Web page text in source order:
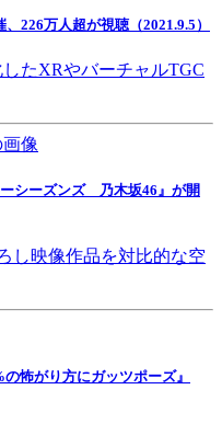
226万人超が視聴（2021.9.5）
たXRやバーチャルTGC
シーズンズ 乃木坂46』が開
し映像作品を対比的な空
怖がり方にガッツポーズ』